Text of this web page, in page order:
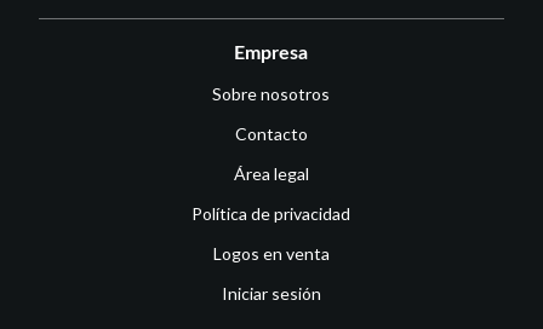
Empresa
Sobre nosotros
Contacto
Área legal
Política de privacidad
Logos en venta
Iniciar sesión